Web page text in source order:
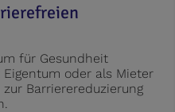
für Gesundheit
oder als Mieter
Barrierereduzierung